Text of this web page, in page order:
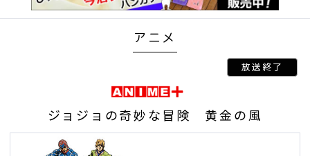
アニメ
ジョジョの奇妙な冒険 黄金の風